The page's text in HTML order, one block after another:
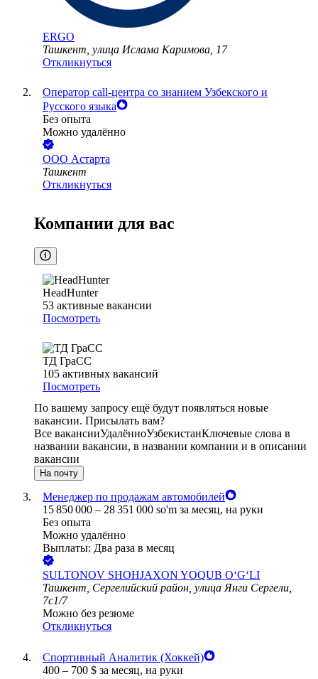
ERGO
Ташкент, улица Ислама Каримова, 17
Откликнуться
Оператор call-центра со знанием Узбекского и
Русского языка
Без опыта
Можно удалённо
ООО Астарта
Ташкент
Откликнуться
Компании для вас
HeadHunter
53 активные вакансии
Посмотреть
ТД ГраСС
105 активных вакансий
Посмотреть
По вашему запросу ещё будут появляться новые
вакансии. Присылать вам?
Все вакансииУдалённоУзбекистанКлючевые слова в
названии вакансии, в названии компании и в описании
вакансии
На почту
Менеджер по продажам автомобилей
15 850 000 – 28 351 000 so'm за месяц, на руки
Без опыта
Можно удалённо
Выплаты: Два раза в месяц
SULTONOV SHOHJAXON YOQUB O‘G‘LI
Ташкент, Сергелийский район, улица Янги Сергели,
7с1/7
Можно без резюме
Откликнуться
Спортивный Аналитик (Хоккей)
400 – 700 $ за месяц, на руки